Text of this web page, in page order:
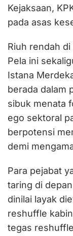
Kejaksaan,
pada asas
Riuh rendah
Pela ini
Istana
berada dalam
sibuk menata
ego sektoral
berpotensi
demi
Para pejabat
taring di
dinilai layak
reshuffle
tegas